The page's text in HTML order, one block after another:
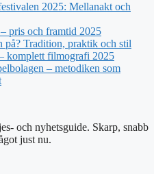
2025: Mellanakt och
pris och framtid 2025
på? Tradition, praktik och stil
komplett filmografi 2025
– metodiken som
och nyhetsguide. Skarp, snabb
just nu.